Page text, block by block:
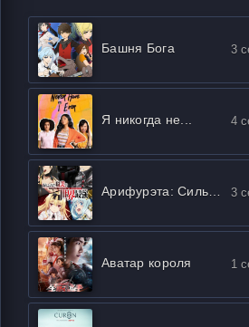
Башня Бога 3
Я никогда не... 4
3
Аватар короля 1